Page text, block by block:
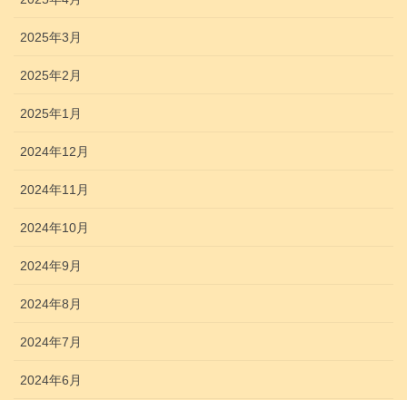
2025年3月
2025年2月
2025年1月
2024年12月
2024年11月
2024年10月
2024年9月
2024年8月
2024年7月
2024年6月